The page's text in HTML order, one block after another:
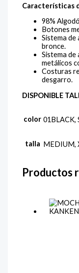
Características
98%
Botones
Sistema de
bronce.
Sistema
metálicos
Costuras
desgarro.
DISPONIBLE
color 01BLACK,
talla MEDIUM,
Productos